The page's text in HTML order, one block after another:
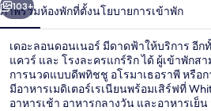
ร์ 103+
ภาพรวมห้องพักที่ตั้งนโยบายการเข้าพัก
เดอะลอนดอนเนอร์ มีดาดฟ้าให้บริการ อีก
แควร์ และ โรงละครแกร์ริก ได้ ผู้เข้าพักส
การนวดแบบดีพทิชชู อโรมาเธอราพี หรือ
มีอาหารเมดิเตอร์เรเนียนพร้อมเสิร์ฟที่
อาหารเช้า อาหารกลางวัน และอาหารเย็